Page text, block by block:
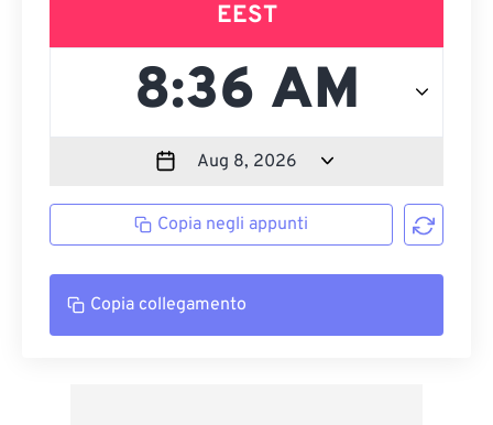
EEST
Copia negli appunti
Copia collegamento